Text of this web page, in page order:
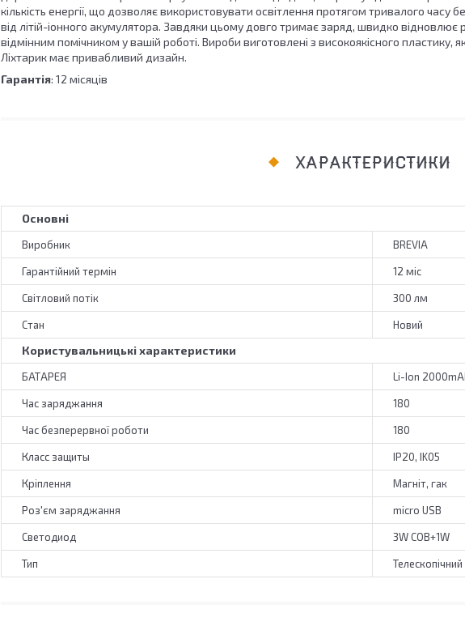
кількість енергії, що дозволяє використовувати освітлення протягом тривалого часу
від літій-іонного акумулятора. Завдяки цьому довго тримає заряд, швидко відновлює
відмінним помічником у вашій роботі. Вироби виготовлені з високоякісного пластику,
Ліхтарик має привабливий дизайн.
Гарантія: 12 місяців
ХАРАКТЕРИСТИКИ
Основні
Виробник BREVIA
Гарантійний термін 12 міс
Світловий потік 300 лм
Стан Новий
Користувальницькі характеристики
БАТАРЕЯ Li-Ion
Час заряджання 180
Час безперервної роботи 180
Класс защиты IP20, IK05
Кріплення Магніт, гак
Роз'єм заряджання micro USB
Светодиод 3W COB+1W
Тип Телескопічний